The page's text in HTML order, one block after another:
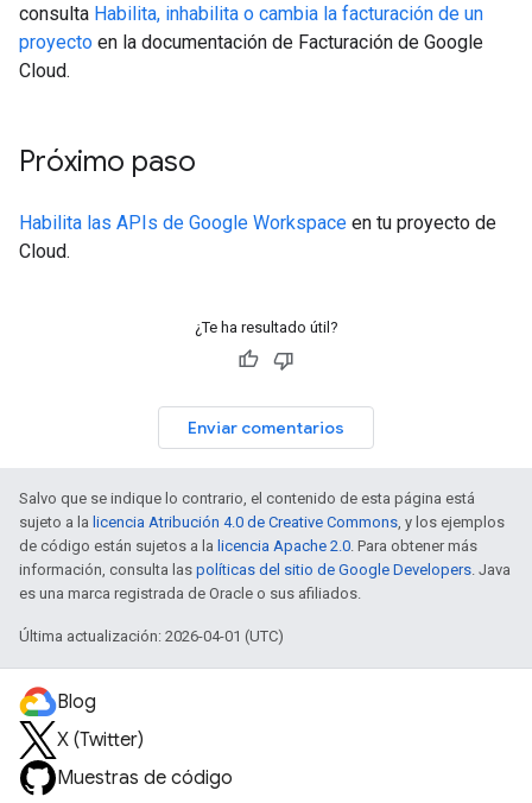
consulta Habilita, inhabilita o cambia la facturación de un
proyecto en la documentación de Facturación de Google
Cloud.
Próximo paso
Habilita las APIs de Google Workspace en tu proyecto de
Cloud.
¿Te ha resultado útil?
Enviar comentarios
Salvo que se indique lo contrario, el contenido de esta página está
sujeto a la licencia Atribución 4.0 de Creative Commons, y los ejemplos
de código están sujetos a la licencia Apache 2.0. Para obtener más
información, consulta las políticas del sitio de Google Developers. Java
es una marca registrada de Oracle o sus afiliados.
Última actualización: 2026-04-01 (UTC)
Blog
X (Twitter)
Muestras de código